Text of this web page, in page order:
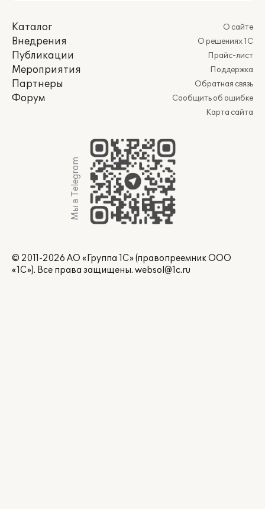
Каталог
Внедрения
Публикации
Мероприятия
Партнеры
Форум
О сайте
О решениях 1С
Прайс-лист
Поддержка
Обратная связь
Сообщить об ошибке
Карта сайта
Мы в Telegram
© 2011-2026 АО «Группа 1С» (правопреемник ООО
«1С»). Все права защищены. websol@1c.ru